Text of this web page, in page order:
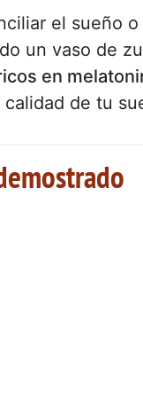
el sueño
un vaso de
en
de tu